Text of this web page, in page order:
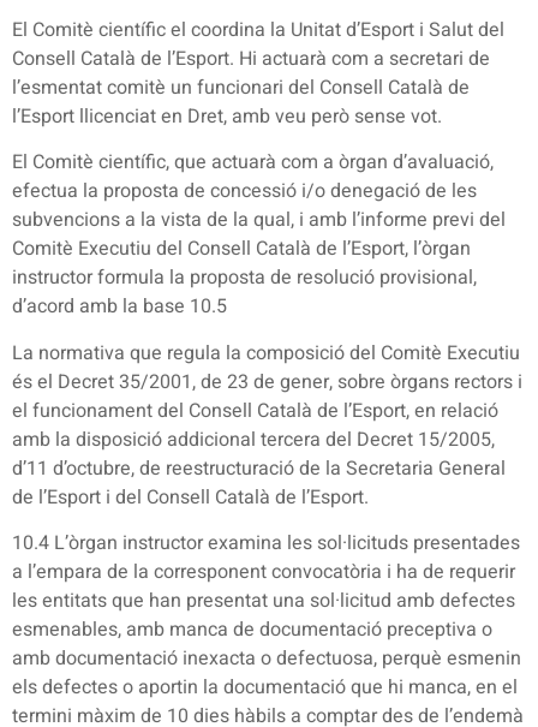
El Comitè científic el coordina la Unitat d’Esport i Salut del
Consell Català de l’Esport. Hi actuarà com a secretari de
l’esmentat comitè un funcionari del Consell Català de
l’Esport llicenciat en Dret, amb veu però sense vot.
El Comitè científic, que actuarà com a òrgan d’avaluació,
efectua la proposta de concessió i/o denegació de les
subvencions a la vista de la qual, i amb l’informe previ del
Comitè Executiu del Consell Català de l’Esport, l’òrgan
instructor formula la proposta de resolució provisional,
d’acord amb la base 10.5
La normativa que regula la composició del Comitè Executiu
és el Decret 35/2001, de 23 de gener, sobre òrgans rectors i
el funcionament del Consell Català de l’Esport, en relació
amb la disposició addicional tercera del Decret 15/2005,
d’11 d’octubre, de reestructuració de la Secretaria General
de l’Esport i del Consell Català de l’Esport.
10.4 L’òrgan instructor examina les sol·licituds presentades
a l’empara de la corresponent convocatòria i ha de requerir
les entitats que han presentat una sol·licitud amb defectes
esmenables, amb manca de documentació preceptiva o
amb documentació inexacta o defectuosa, perquè esmenin
els defectes o aportin la documentació que hi manca, en el
termini màxim de 10 dies hàbils a comptar des de l’endemà